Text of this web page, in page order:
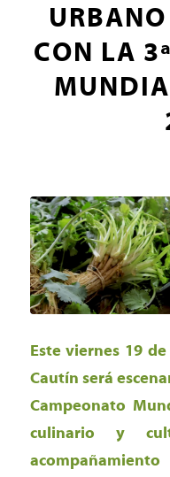
CON LA
Este viernes 19
Cautín será
Campeonato
culinario y